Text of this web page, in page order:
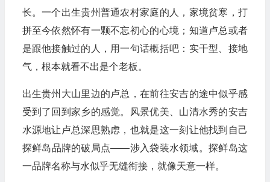
长。一个出生贵州普通农村家庭的人，家境贫寒，打
拼至今依然怀有一颗不忘初心的心境；知道卢总或者
是跟他接触过的人，用一句话概括吧：实干型、接地
气，根本就看不出是个老板。
出生贵州大山里边的卢总，在前往安吉的途中似乎感
受到了回到家乡的感觉。风景优美、山清水秀的安吉
水源地让卢总深思熟虑，也就是这一刻让他找到自己
探鲜岛品牌的破局点——涉入袋装水领域。探鲜岛这
一品牌名称与水似乎无缝衔接，就像天意一样。